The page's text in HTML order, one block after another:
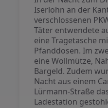
Iserlohn an der
verschlossenen
Täter entwendete
eine Tragetasche
Pfanddosen. Im
eine Wollmütze,
Bargeld. Zudem
Nacht aus einem
Lürmann-Straße
Ladestation